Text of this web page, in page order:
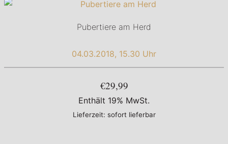
Pubertiere am Herd
04.03.2018, 15.30 Uhr
€29,99
Enthält 19% MwSt.
Lieferzeit: sofort lieferbar